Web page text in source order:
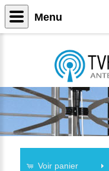
Voir panier
Menu